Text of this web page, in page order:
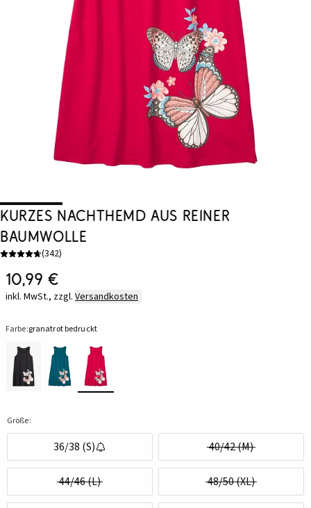
Kurzes Nachthemd aus reiner
Baumwolle
(342)
10,99 €
inkl. MwSt., zzgl. Versandkosten
Farbe:granatrot bedruckt
Größe:
36/38 (S) 40/42 (M)
44/46 (L) 48/50 (XL)